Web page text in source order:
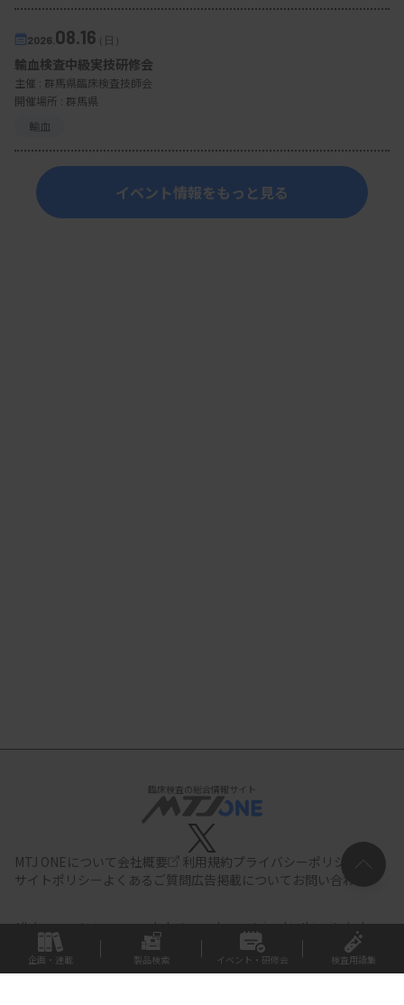
2026. 08.16（日）
輸血検査中級実技研修会
主催 : 群馬県臨床検査技師会
開催場所 : 群馬県
輸血
イベント情報をもっと見る
臨床検査の総合情報サイト
MTJ ONEについて会社概要 利用規約プライバシーポリシー
サイトポリシー よくあるご質問広告掲載について お問い合わせ
All documents,images and photographs contained in this site belong
to JIHO,Inc.
Use of these documents, images and photographs is
strictly prohibited.Copyright (C) JIHO,Inc.
企画・連載 製品検索 イベント・研修会 検査用語集